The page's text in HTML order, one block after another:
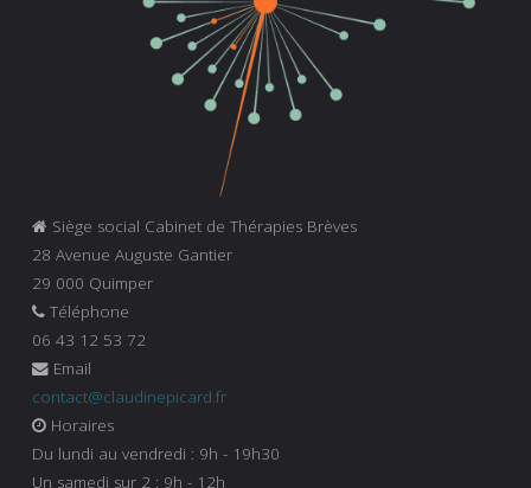
Siège social Cabinet de Thérapies Brèves
28 Avenue Auguste Gantier
29 000 Quimper
Téléphone
06 43 12 53 72
Email
contact@claudinepicard.fr
Horaires
Du lundi au vendredi : 9h - 19h30
Un samedi sur 2 : 9h - 12h